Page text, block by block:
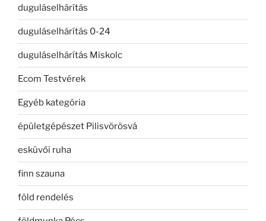
duguláselhárítás
duguláselhárítás 0-24
duguláselhárítás Miskolc
Ecom Testvérek
Egyéb kategória
épületgépészet Pilisvörösvá
esküvői ruha
finn szauna
föld rendelés